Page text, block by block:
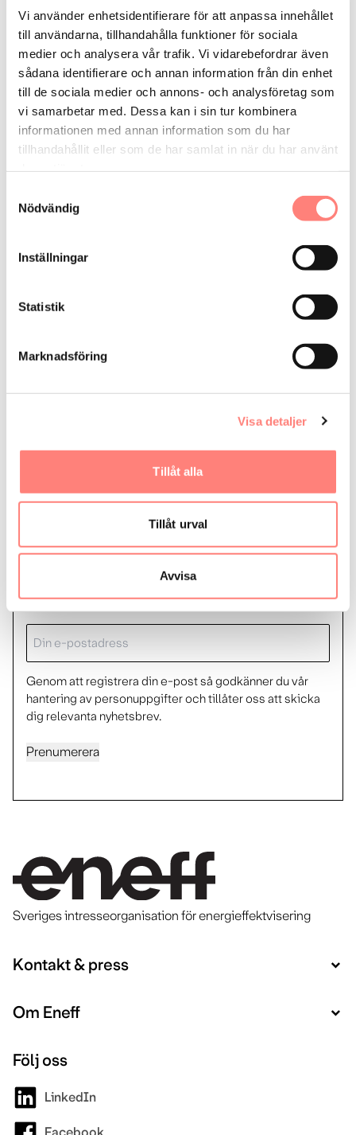
Vi använder enhetsidentifierare för att anpassa innehållet
till användarna, tillhandahålla funktioner för sociala
medier och analysera vår trafik. Vi vidarebefordrar även
sådana identifierare och annan information från din enhet
till de sociala medier och annons- och analysföretag som
vi samarbetar med. Dessa kan i sin tur kombinera
informationen med annan information som du har
tillhandahållit eller som de har samlat in när du har använt
Nödvändig
Inställningar
Statistik
Marknadsföring
Visa detaljer
Tillåt alla
Tillåt urval
Avvisa
Innebär Kursansvar och handledarskap mot utbildande
verksamheter.
Vi vänder oss till
Bostadsrättsförening Industriföretag Lokalfastighetsägare
Energitjänster vi utför
Energikartläggning
Konsulttjänster övrigt
Utbildning
Kontaktpersoner
+46 739-349317
Få vårt nyhetsbrev
Eneff ger dig senaste nytt gällande effekt och
E-
post
Genom att registrera din e-post så godkänner du vår
hantering av personuppgifter och tillåter oss att skicka
dig relevanta nyhetsbrev.
Prenumerera
Sveriges intresseorganisation för energieffektvisering
Kontakt & press
Om Eneff
Följ oss
LinkedIn